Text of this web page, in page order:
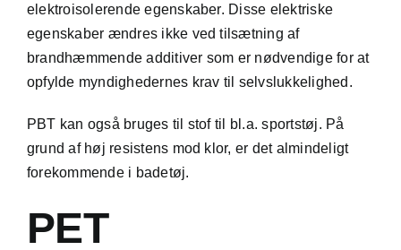
elektroisolerende egenskaber. Disse elektriske
egenskaber ændres ikke ved tilsætning af
brandhæmmende additiver som er nødvendige for at
opfylde myndighedernes krav til selvslukkelighed.
PBT kan også bruges til stof til bl.a. sportstøj. På
grund af høj resistens mod klor, er det almindeligt
forekommende i badetøj.
PET